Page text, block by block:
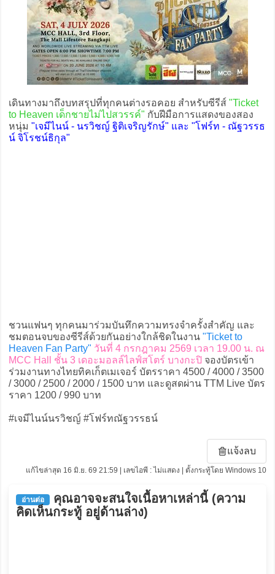
เดินทางมาถึงบทสรุปที่ทุกคนต่างรอคอย สำหรับซีรีส์ "Ticket
to Heaven เด็กชายไม่ไปสวรรค์" กับฝีมือการแสดงของสอง
หนุ่ม "เจมีไนน์ - นรวิชญ์ ฐิติเจริญรักษ์" และ "โฟร์ท - ณัฐวรรธ
น์ จิโรชน์ธิกุล"
ชวนแฟนๆ ทุกคนมาร่วมบันทึกความทรงจำครั้งสำคัญ และ
ชมตอนจบของซีรีส์ด้วยกันอย่างใกล้ชิดในงาน "Ticket to
Heaven Fan Party" วันที่ 4 กรกฎาคม 2569 เวลา 19.00 น. ณ
MCC Hall ชั้น 3 เดอะมอลล์ไลฟ์สโตร์ บางกะปิ จองบัตรเข้า
ร่วมงานทางไทยทิคเก็ตเมเจอร์ บัตรราคา 4500 / 4000 / 3500
/ 3000 / 2500 / 2000 / 1500 บาท และดูสดผ่าน TTM Live บัตร
ราคา 1200 / 990 บาท
#เจมีไนน์นรวิชญ์ #โฟร์ทณัฐวรรธน์
แจ้งลบ
แก้ไขล่าสุด 16 มิ.ย. 69 21:59 | เลขไอพี : ไม่แสดง | ตั้งกระทู้โดย Windows 10
อ่านต่อ
คุณอาจจะสนใจเนื้อหาเหล่านี้ (ความ
คิดเห็นกระทู้ อยู่ด้านล่าง)